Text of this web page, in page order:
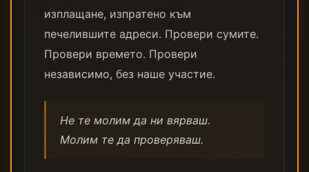
изплащане, изпратено към
печелившите адреси. Провери сумите.
Провери времето. Провери
независимо, без наше участие.
Не те молим да ни вярваш.
Молим те да проверяваш.